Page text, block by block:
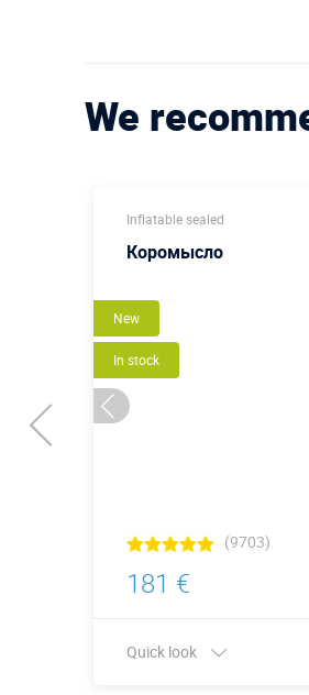
We
Inflatable sealed
Коромысло
New
In stock
(9703)
181 €
Quick look